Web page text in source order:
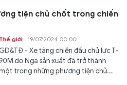
tiện chủ chốt trong chiến
Thế giới 19/07/2024 00:00
- Xe tăng chiến đấu chủ lực T-
do Nga sản xuất đã trở thành
trong những phương tiện chủ...